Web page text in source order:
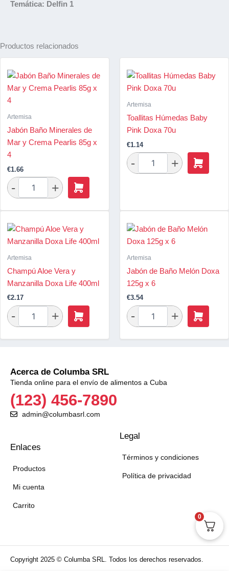
Temática: Delfin 1
Productos relacionados
Artemisa
Jabón Baño Minerales de
Mar y Crema Pearlis 85g x
4
€1.66
Artemisa
Toallitas Húmedas Baby
Pink Doxa 70u
€1.14
Artemisa
Champú Aloe Vera y
Manzanilla Doxa Life 400ml
€2.17
Artemisa
Jabón de Baño Melón Doxa
125g x 6
€3.54
Acerca de Columba SRL
Tienda online para el envío de alimentos a Cuba
(123) 456-7890
admin@columbasrl.com
Enlaces
Productos
Mi cuenta
Carrito
Legal
Términos y condiciones
Política de privacidad
Copyright 2025 © Columba SRL. Todos los derechos reservados.
0